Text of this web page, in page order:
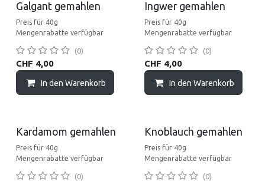
Galgant gemahlen
Preis für 40g
Mengenrabatte verfügbar
(0)
CHF 4,00
In den Warenkorb
Ingwer gemahlen
Preis für 40g
Mengenrabatte verfügbar
(0)
CHF 4,00
In den Warenkorb
Kardamom gemahlen
Preis für 40g
Mengenrabatte verfügbar
(0)
Knoblauch gemahlen
Preis für 40g
Mengenrabatte verfügbar
(0)